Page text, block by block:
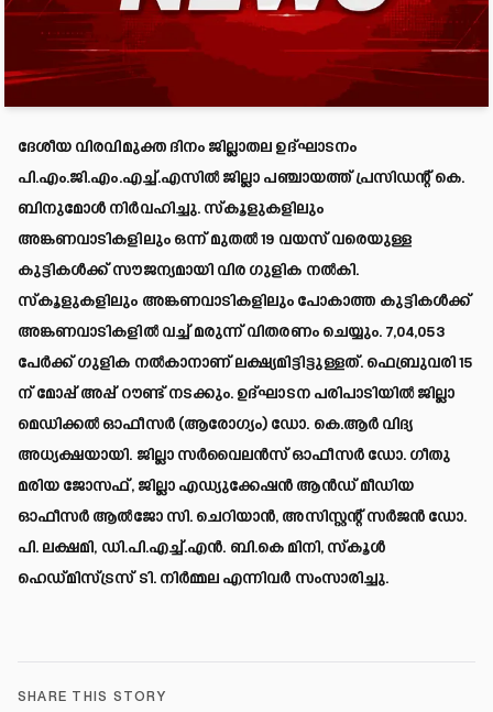
ദേശീയ വിരവിമുക്ത ദിനം ജില്ലാതല ഉദ്ഘാടനം
പി.എം.ജി.എം.എച്ച്.എസില്‍ ജില്ലാ പഞ്ചായത്ത് പ്രസിഡന്റ് കെ.
ബിനുമോള്‍ നിര്‍വഹിച്ചു. സ്‌കൂളുകളിലും
അങ്കണവാടികളിലും ഒന്ന് മുതല്‍ 19 വയസ് വരെയുള്ള
കുട്ടികള്‍ക്ക് സൗജന്യമായി വിര ഗുളിക നല്‍കി.
സ്‌കൂളുകളിലും അങ്കണവാടികളിലും പോകാത്ത കുട്ടികള്‍ക്ക്
അങ്കണവാടികളില്‍ വച്ച് മരുന്ന് വിതരണം ചെയ്യും. 7,04,053
പേര്‍ക്ക് ഗുളിക നല്‍കാനാണ് ലക്ഷ്യമിട്ടിട്ടുള്ളത്. ഫെബ്രുവരി 15
ന് മോപ്പ് അപ്പ് റൗണ്ട് നടക്കും. ഉദ്ഘാടന പരിപാടിയില്‍ ജില്ലാ
മെഡിക്കല്‍ ഓഫീസര്‍ (ആരോഗ്യം) ഡോ. കെ.ആര്‍ വിദ്യ
അധ്യക്ഷയായി. ജില്ലാ സര്‍വൈലന്‍സ് ഓഫീസര്‍ ഡോ. ഗീതു
മരിയ ജോസഫ്, ജില്ലാ എഡ്യുക്കേഷന്‍ ആന്‍ഡ് മീഡിയ
ഓഫീസര്‍ ആല്‍ജോ സി. ചെറിയാന്‍, അസിസ്റ്റന്റ് സര്‍ജന്‍ ഡോ.
പി. ലക്ഷമി, ഡി.പി.എച്ച്.എന്‍. ബി.കെ മിനി, സ്‌കൂള്‍
ഹെഡ്മിസ്ട്രസ് ടി. നിര്‍മ്മല എന്നിവര്‍ സംസാരിച്ചു.
SHARE THIS STORY